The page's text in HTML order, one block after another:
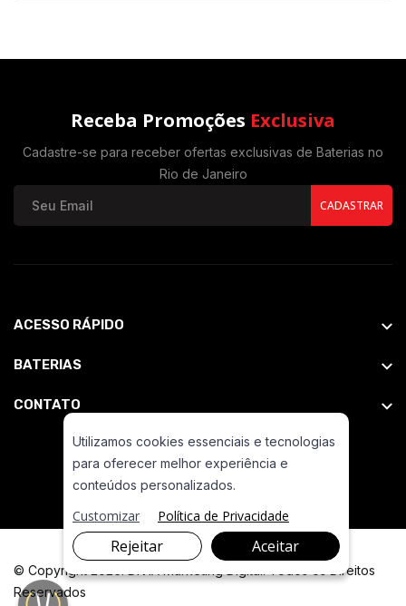
Receba Promoções Exclusiva
Cadastre-se para receber ofertas exclusivas de Baterias no
Rio de Janeiro
CADASTRAR
ACESSO RÁPIDO
BATERIAS
CONTATO
© Copyright 2026. DIVIA Marketing Digital. Todos os Direitos
Reservados
Utilizamos cookies essenciais e tecnologias
para oferecer melhor experiência e
conteúdos personalizados.
Customizar Política de Privacidade
Rejeitar Aceitar